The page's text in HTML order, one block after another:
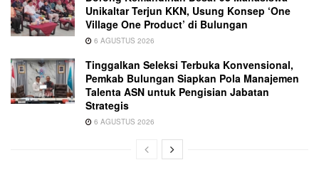
Unikaltar Terjun KKN, Usung Konsep ‘One
Village One Product’ di Bulungan
6 AGUSTUS 2026
Tinggalkan Seleksi Terbuka Konvensional,
Pemkab Bulungan Siapkan Pola Manajemen
Talenta ASN untuk Pengisian Jabatan
Strategis
6 AGUSTUS 2026